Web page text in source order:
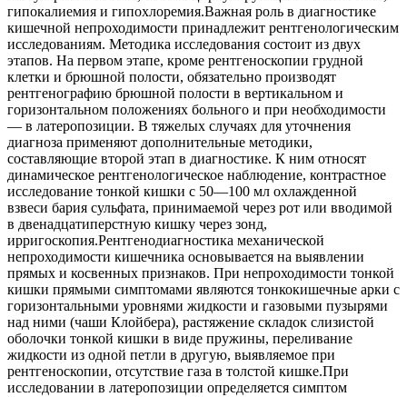
гипокалиемия и гипохлоремия.Важная роль в диагностике
кишечной непроходимости принадлежит рентгенологическим
исследованиям. Методика исследования состоит из двух
этапов. На первом этапе, кроме рентгеноскопии грудной
клетки и брюшной полости, обязательно производят
рентгенографию брюшной полости в вертикальном и
горизонтальном положениях больного и при необходимости
— в латеропозиции. В тяжелых случаях для уточнения
диагноза применяют дополнительные методики,
составляющие второй этап в диагностике. К ним относят
динамическое рентгенологическое наблюдение, контрастное
исследование тонкой кишки с 50—100 мл охлажденной
взвеси бария сульфата, принимаемой через рот или вводимой
в двенадцатиперстную кишку через зонд,
ирригоскопия.Рентгенодиагностика механической
непроходимости кишечника основывается на выявлении
прямых и косвенных признаков. При непроходимости тонкой
кишки прямыми симптомами являются тонкокишечные арки с
горизонтальными уровнями жидкости и газовыми пузырями
над ними (чаши Клойбера), растяжение складок слизистой
оболочки тонкой кишки в виде пружины, переливание
жидкости из одной петли в другую, выявляемое при
рентгеноскопии, отсутствие газа в толстой кишке.При
исследовании в латеропозиции определяется симптом